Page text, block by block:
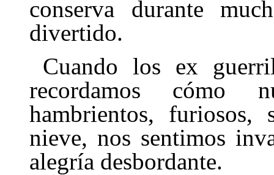
conserva durante
divertido.
Cuando los ex
recordamos cómo
hambrientos, furiosos,
nieve, nos sentimos
alegría desbordante.